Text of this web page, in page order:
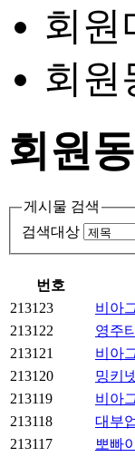
회원
회원
회원
게시물 검색
검색대상
번호
213123
비아
213122
영주
213121
비아
213120
밍키
213119
비아
213118
대부
213117
뽀빠